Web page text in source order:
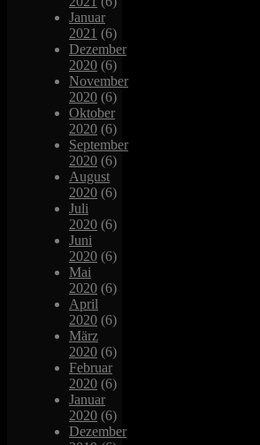
Januar
2021 (6)
Dezember
2020 (6)
November
2020 (6)
Oktober
2020 (6)
September
2020 (6)
August
2020 (6)
Juli
2020 (6)
Juni
2020 (6)
Mai
2020 (6)
April
2020 (6)
März
2020 (6)
Februar
2020 (6)
Januar
2020 (6)
Dezember